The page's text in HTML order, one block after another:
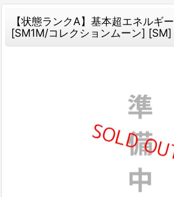
【状態ランクA】基本超エネル
[SM1M/コレクションムーン] [SM]